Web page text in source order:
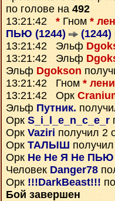
по голове на 492
13:21:42 * Гном *
ПЬЮ (1244)
(1244)
13:21:42 Эльф
13:21:42 Эльф
Эльф Dgokson
13:21:42 Гном *
13:21:42 Орк
Эльф Путник.
Орк S_i_l_e_n_c_e_r
Орк Vaziri получил 2
Орк ТАЛЫШ
Орк Не Не Я Не ПЬЮ
Человек Danger78
Орк !!!DarkBeast!!!
Бой завершен